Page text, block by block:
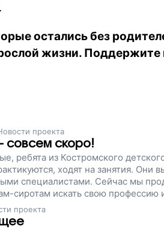
остались без
жизни. Поддержите
проекта
совсем скоро!
ребята из Костромского
ходят на занятия. Они
специалистами. Сейчас мы
сиротам искать свою
проекта